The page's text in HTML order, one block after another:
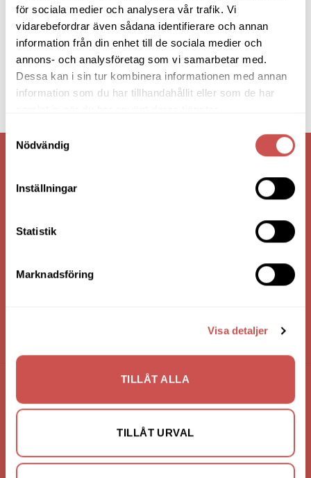
för sociala medier och analysera vår trafik. Vi
vidarebefordrar även sådana identifierare och annan
information från din enhet till de sociala medier och
annons- och analysföretag som vi samarbetar med.
Dessa kan i sin tur kombinera informationen med annan
information som du har tillhandahållit eller som de har
Samtyckesval
Nödvändig
Inställningar
Statistik
Marknadsföring
Visa detaljer
TILLÅT ALLA
TILLÅT URVAL
Nilssons Möbler i Lammhult
N. Fabriksgatan 2
363 44 Lammhult